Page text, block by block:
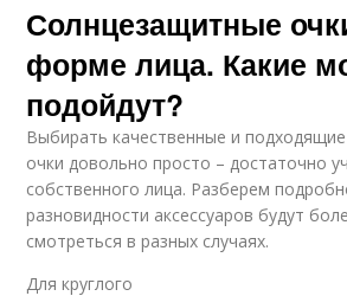
Солнцезащитные
форме лица. Какие
подойдут?
Выбирать качественные и
очки довольно просто – достаточно
собственного лица. Разберем
разновидности аксессуаров будут
смотреться в разных случаях.
Для круглого